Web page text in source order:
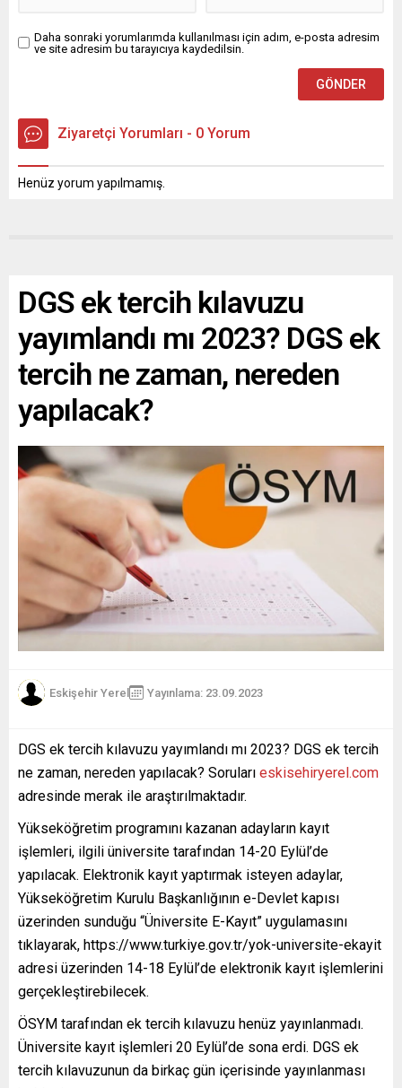
Daha sonraki yorumlarımda kullanılması için adım, e-posta adresim
ve site adresim bu tarayıcıya kaydedilsin.
Ziyaretçi Yorumları - 0 Yorum
Henüz yorum yapılmamış.
DGS ek tercih kılavuzu
yayımlandı mı 2023? DGS ek
tercih ne zaman, nereden
yapılacak?
Eskişehir Yerel Yayınlama: 23.09.2023
DGS ek tercih kılavuzu yayımlandı mı 2023? DGS ek tercih
ne zaman, nereden yapılacak? Soruları eskisehiryerel.com
adresinde merak ile araştırılmaktadır.
Yükseköğretim programını kazanan adayların kayıt
işlemleri, ilgili üniversite tarafından 14-20 Eylül’de
yapılacak. Elektronik kayıt yaptırmak isteyen adaylar,
Yükseköğretim Kurulu Başkanlığının e-Devlet kapısı
üzerinden sunduğu “Üniversite E-Kayıt” uygulamasını
tıklayarak, https://www.turkiye.gov.tr/yok-universite-ekayit
adresi üzerinden 14-18 Eylül’de elektronik kayıt işlemlerini
gerçekleştirebilecek.
ÖSYM tarafından ek tercih kılavuzu henüz yayınlanmadı.
Üniversite kayıt işlemleri 20 Eylül’de sona erdi. DGS ek
tercih kılavuzunun da birkaç gün içerisinde yayınlanması